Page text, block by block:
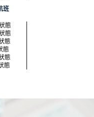
班
態
態
態
態
態
態